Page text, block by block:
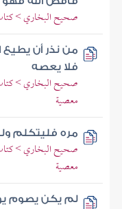
صحيح البخاري >
من نذر أن
فلا يعصه
صحيح البخاري > كتاب
معصية
مره فليتكلم
صحيح البخاري > كتاب
معصية
لم يكن يصوم